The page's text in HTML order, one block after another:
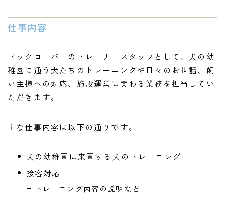
仕事内容
ドックローバーのトレーナースタッフとして、犬の幼
稚園に通う犬たちのトレーニングや日々のお世話、飼
い主様への対応、施設運営に関わる業務を担当してい
ただきます。
主な仕事内容は以下の通りです。
犬の幼稚園に来園する犬のトレーニング
接客対応
トレーニング内容の説明など